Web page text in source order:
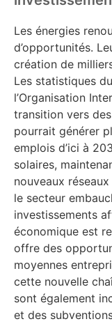
Les énergies
d’opportunités.
création de
Les statistiques
l’Organisation
transition vers
pourrait générer
emplois d’ici à
solaires,
nouveaux
le secteur
investissements
économique est
offre des
moyennes
cette nouvelle
sont également
et des